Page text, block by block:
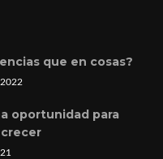
que en cosas?
oportunidad para